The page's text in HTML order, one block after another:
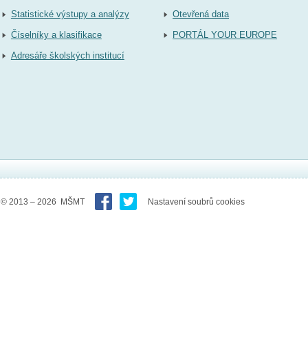
Statistické výstupy a analýzy
Číselníky a klasifikace
Adresáře školských institucí
Otevřená data
PORTÁL YOUR EUROPE
© 2013 – 2026 MŠMT Nastavení soubrů cookies